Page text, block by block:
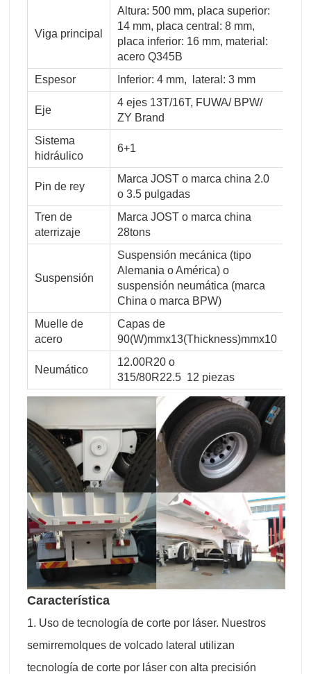
Viga principal
Altura: 500 mm, placa superior:
14 mm, placa central: 8 mm,
placa inferior: 16 mm, material:
acero Q345B
Espesor
Inferior: 4 mm, lateral: 3 mm
Eje
4 ejes 13T/16T, FUWA/ BPW/
ZY Brand
Sistema
hidráulico
6+1
Pin de rey
Marca JOST o marca china 2.0
o 3.5 pulgadas
Tren de
aterrizaje
Marca JOST o marca china
28tons
Suspensión
Suspensión mecánica (tipo
Alemania o América) o
suspensión neumática (marca
China o marca BPW)
Muelle de
acero
Capas de
90(W)mmx13(Thickness)mmx10
Neumático
12.00R20 o
315/80R22.5 12 piezas
Característica
1. Uso de tecnología de corte por láser. Nuestros
semirremolques de volcado lateral utilizan
tecnología de corte por láser con alta precisión